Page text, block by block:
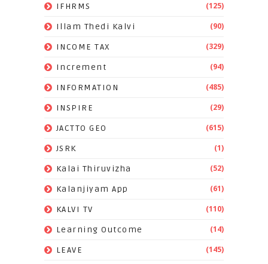
IFHRMS (125)
Illam Thedi Kalvi (90)
INCOME TAX (329)
Increment (94)
INFORMATION (485)
INSPIRE (29)
JACTTO GEO (615)
JSRK (1)
Kalai Thiruvizha (52)
Kalanjiyam App (61)
KALVI TV (110)
Learning Outcome (14)
LEAVE (145)